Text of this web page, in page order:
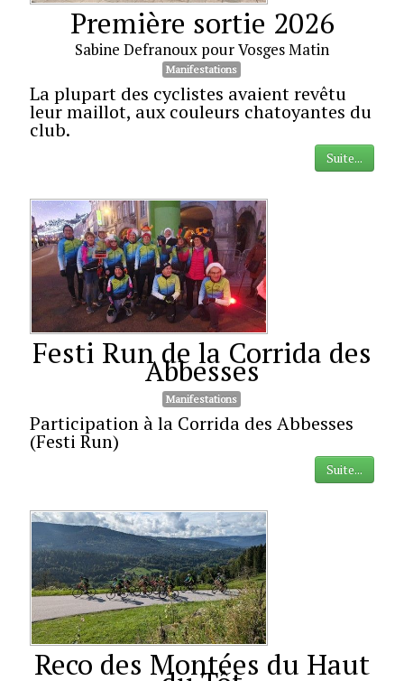
Première sortie 2026
Sabine Defranoux pour Vosges Matin
Manifestations
La plupart des cyclistes avaient revêtu
leur maillot, aux couleurs chatoyantes du
club.
Suite...
Festi Run de la Corrida des
Abbesses
Manifestations
Participation à la Corrida des Abbesses
(Festi Run)
Suite...
Reco des Montées du Haut